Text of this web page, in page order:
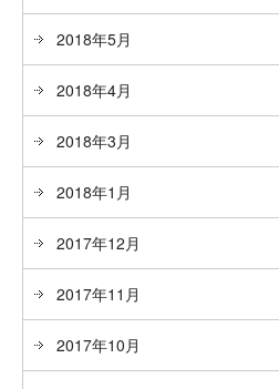
2018年5月
2018年4月
2018年3月
2018年1月
2017年12月
2017年11月
2017年10月